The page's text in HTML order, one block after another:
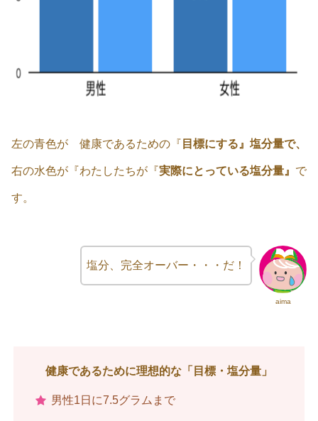
左の青色が 健康であるための『 目標にする』塩分量で、
右の水色が『わたしたちが『実際にとっている塩分量』 で
す。
aima
塩分、完全オーバー・・・だ！
健康であるために理想的な「目標・塩分量」
男性1日に7.5グラムまで